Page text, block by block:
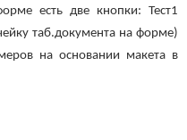
есть две кнопки: Тест1
таб.документа на форме)
на основании макета в